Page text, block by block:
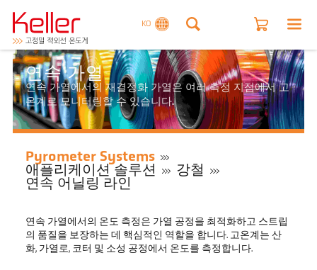
KO
연속 가열
연속 가열에서의 재결정화 가열은 여러 측정 지점에서 고
온계로 모니터링할 수 있습니다.
Pyrometer Systems
애플리케이션 솔루션
강철
연속 어닐링 라인
연속 가열에서의 온도 측정은 가열 공정을 최적화하고 스트립
의 품질을 보장하는 데 핵심적인 역할을 합니다. 고온계는 산
화, 가열로, 코터 및 소성 공정에서 온도를 측정합니다.